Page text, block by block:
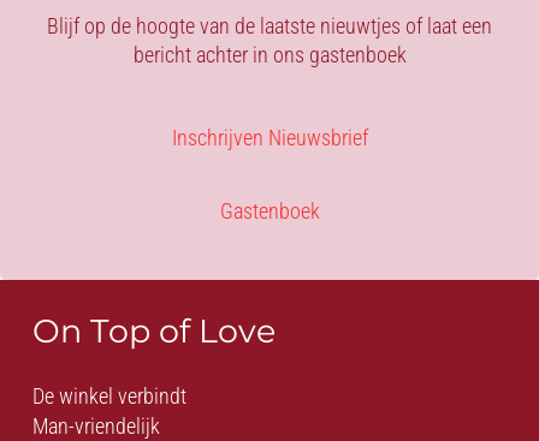
Blijf op de hoogte van de laatste nieuwtjes of laat een
bericht achter in ons gastenboek
Inschrijven Nieuwsbrief
Gastenboek
On Top of Love
De winkel verbindt
Man-vriendelijk